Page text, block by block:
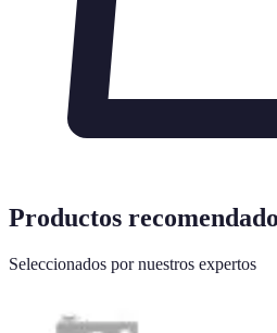
Productos
Seleccionados por nuestros expertos